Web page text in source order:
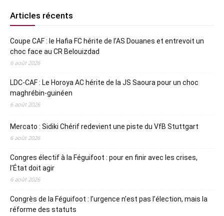
Articles récents
Coupe CAF : le Hafia FC hérite de l’AS Douanes et entrevoit un
choc face au CR Belouizdad
6 août 2026
LDC-CAF : Le Horoya AC hérite de la JS Saoura pour un choc
maghrébin-guinéen
6 août 2026
Mercato : Sidiki Chérif redevient une piste du VfB Stuttgart
6 août 2026
Congres électif à la Féguifoot : pour en finir avec les crises,
l’État doit agir
6 août 2026
Congrès de la Féguifoot : l’urgence n’est pas l’élection, mais la
réforme des statuts